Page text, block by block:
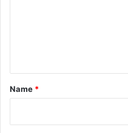
*
Name *